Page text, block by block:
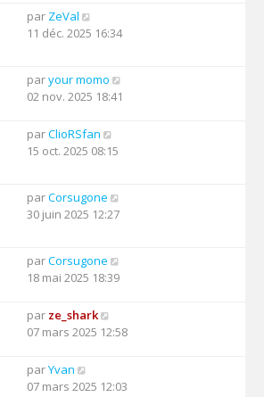
par ZeVal
11 déc. 2025 16:34
paryour momo
02 nov. 2025 18:41
parClioRSfan
15 oct. 2025 08:15
parCorsugone
30 juin 2025 12:27
parCorsugone
18 mai 2025 18:39
par ze_shark
07 mars 2025 12:58
parYvan
07 mars 2025 12:03